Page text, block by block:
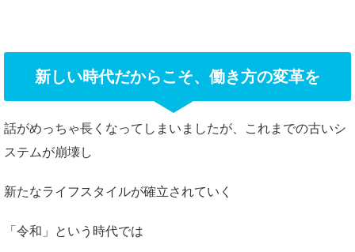
新しい時代だからこそ、働き方の変革を
話がめっちゃ長くなってしまいましたが、これまでの古いシ
ステムが崩壊し
新たなライフスタイルが確立されていく
「令和」という時代では